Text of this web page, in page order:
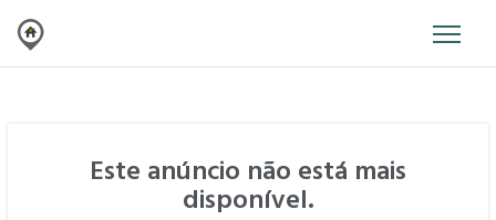
Este anúncio não está mais
disponível.